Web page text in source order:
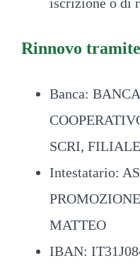
Rinnovo
Banca:
SCRI,
Intestatario:
MATTEO
IBAN: